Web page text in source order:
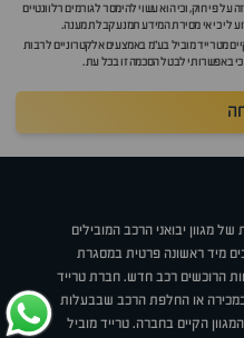
על פי חוק, וכי הוא עשוי להימסר לגורמים רלוונטיים
לי כי אי מסירת המידע תמנע קבלת מענה.
מטרייד מוביל בע"מ באמצעים אלקטרוניים לרבות
מגוון יבואני הרכב המובילים
מיד ראשונה פרטית במסגרת
הרוכשים רכב חדש. חברת טרייד
במכירה או החלפת הרכב שבבעלות
הקיים בחברה. טרייד מוביל